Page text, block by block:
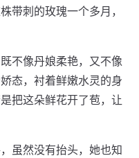
带刺的玫瑰一个多月，
不像丹娘柔艳，又不像
态，衬着鲜嫩水灵的身
把这朵鲜花开了苞，让
虽然没有抬头，她也知